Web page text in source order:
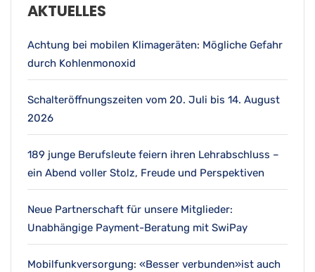
AKTUELLES
Achtung bei mobilen Klimageräten: Mögliche Gefahr
durch Kohlenmonoxid
Schalteröffnungszeiten vom 20. Juli bis 14. August
2026
189 junge Berufsleute feiern ihren Lehrabschluss –
ein Abend voller Stolz, Freude und Perspektiven
Neue Partnerschaft für unsere Mitglieder:
Unabhängige Payment-Beratung mit SwiPay
Mobilfunkversorgung: «Besser verbunden»ist auch